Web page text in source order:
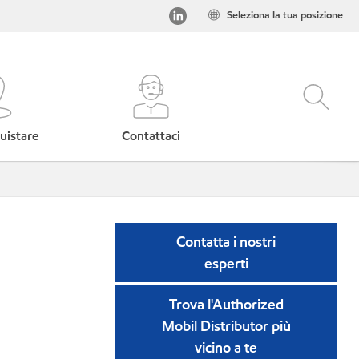
Seleziona la tua posizione
Contattaci
Contatta i nostri
esperti
Trova l'Authorized
Mobil Distributor più
vicino a te